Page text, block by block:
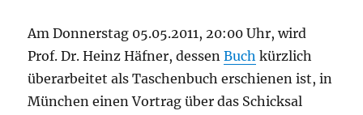
Am Donnerstag 05.05.2011, 20:00 Uhr, wird
Prof. Dr. Heinz Häfner, dessenBuch kürzlich
überarbeitet als Taschenbuch erschienen ist, in
München einen Vortrag über das Schicksal